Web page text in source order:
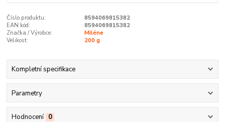
Číslo produktu:
8594069815382
EAN kód:
8594069815382
Značka / Výrobce:
Miléne
Velikost:
200 g
Kompletní specifikace
Parametry
Hodnocení 0